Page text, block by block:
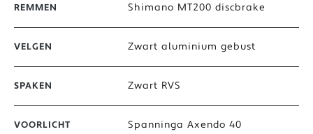
REMMEN Shimano MT200 discbrake
VELGEN Zwart aluminium gebust
SPAKEN Zwart RVS
VOORLICHT Spanninga Axendo 40